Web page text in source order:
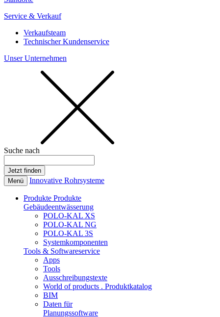
Service & Verkauf
Verkaufsteam
Technischer Kundenservice
Unser Unternehmen
Suche nach
Menü Innovative Rohrsysteme
Produkte Produkte
Gebäudeentwässerung
POLO-KAL XS
POLO-KAL NG
POLO-KAL 3S
Systemkomponenten
Tools & Softwareservice
Apps
Tools
Ausschreibungstexte
World of products . Produktkatalog
BIM
Daten für
Planungssoftware